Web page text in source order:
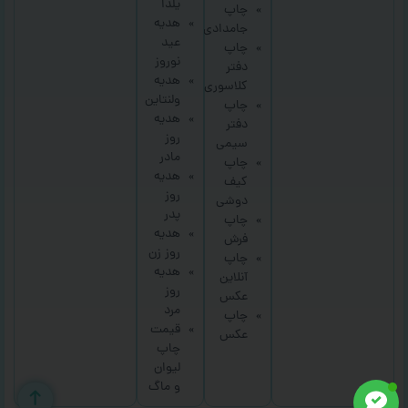
چاپ
جامدادی
چاپ
دفتر
کلاسوری
چاپ
دفتر
سیمی
چاپ
کیف
دوشی
چاپ
فرش
چاپ
آنلاین
عکس
چاپ
عکس
یلدا
هدیه
عید
نوروز
هدیه
ولنتاین
هدیه
روز
مادر
هدیه
روز
پدر
هدیه
روز زن
هدیه
روز
مرد
قیمت
چاپ
لیوان
و ماگ